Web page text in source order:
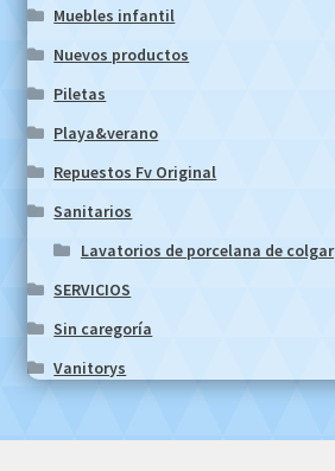
Muebles infantil
Nuevos productos
Piletas
Playa&verano
Repuestos Fv Original
Sanitarios
Lavatorios de porcelana de colgar
SERVICIOS
Sin caregoría
Vanitorys